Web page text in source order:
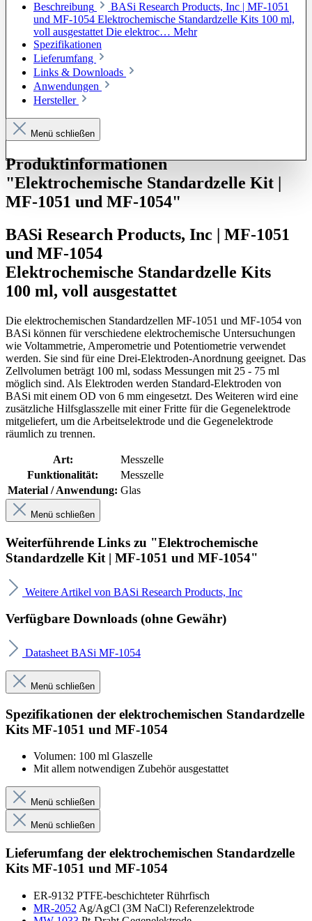
Beschreibung
BASi Research Products, Inc | MF-1051
und MF-1054 Elektrochemische Standardzelle Kits 100 ml,
voll ausgestattet Die elektroc… Mehr
Spezifikationen
Lieferumfang
Links & Downloads
Anwendungen
Hersteller
Menü schließen
Produktinformationen
"Elektrochemische Standardzelle Kit |
MF-1051 und MF-1054"
BASi Research Products, Inc | MF-1051
und MF-1054
Elektrochemische Standardzelle Kits
100 ml, voll ausgestattet
Die elektrochemischen Standardzellen MF-1051 und MF-1054 von
BASi können für verschiedene elektrochemische Untersuchungen
wie Voltammetrie, Amperometrie und Potentiometrie verwendet
werden. Sie sind für eine Drei-Elektroden-Anordnung geeignet. Das
Zellvolumen beträgt 100 ml, sodass Messungen mit 25 - 75 ml
möglich sind. Als Elektroden werden Standard-Elektroden von
BASi mit einem OD von 6 mm eingesetzt. Des Weiteren wird eine
zusätzliche Hilfsglasszelle mit einer Fritte für die Gegenelektrode
mitgeliefert, um die Arbeitselektrode und die Gegenelektrode
räumlich zu trennen.
Art:
Messzelle
Funktionalität:
Messzelle
Material / Anwendung: Glas
Menü schließen
Weiterführende Links zu "Elektrochemische
Standardzelle Kit | MF-1051 und MF-1054"
Weitere Artikel von BASi Research Products, Inc
Verfügbare Downloads (ohne Gewähr)
Datasheet BASi MF-1054
Menü schließen
Spezifikationen der elektrochemischen Standardzelle
Kits MF-1051 und MF-1054
Volumen: 100 ml Glaszelle
Mit allem notwendigen Zubehör ausgestattet
Menü schließen
Menü schließen
Lieferumfang der elektrochemischen Standardzelle
Kits MF-1051 und MF-1054
ER-9132 PTFE-beschichteter Rührfisch
MR-2052 Ag/AgCl (3M NaCl) Referenzelektrode